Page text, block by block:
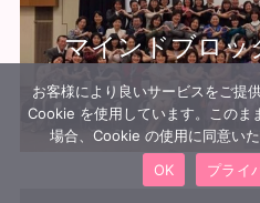
マインドブロッ
お客様により良いサービスをご提
Cookie を使用しています。このま
場合、Cookie の使用に同意い
OK
プライ